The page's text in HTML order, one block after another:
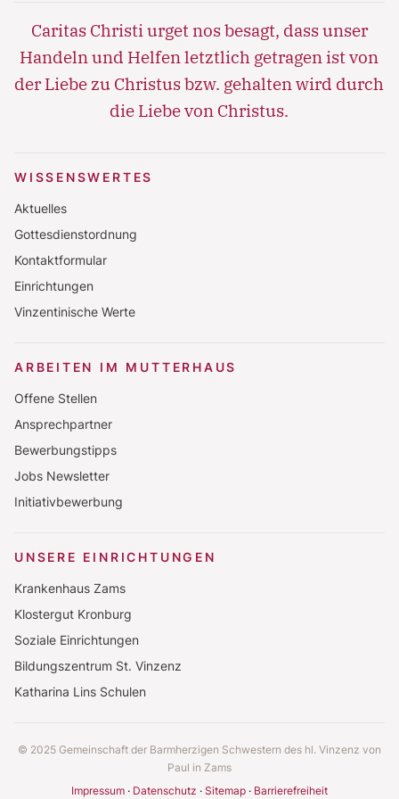
Caritas Christi urget nos besagt, dass unser
Handeln und Helfen letztlich getragen ist von
der Liebe zu Christus bzw. gehalten wird durch
die Liebe von Christus.
WISSENSWERTES
Aktuelles
Gottesdienstordnung
Kontaktformular
Einrichtungen
Vinzentinische Werte
ARBEITEN IM MUTTERHAUS
Offene Stellen
Ansprechpartner
Bewerbungstipps
Jobs Newsletter
Initiativbewerbung
UNSERE EINRICHTUNGEN
Krankenhaus Zams
Klostergut Kronburg
Soziale Einrichtungen
Bildungszentrum St. Vinzenz
Katharina Lins Schulen
© 2025 Gemeinschaft der Barmherzigen Schwestern des hl. Vinzenz von
Paul in Zams
Impressum
Datenschutz Sitemap Barrierefreiheit
Lorem ipsum dolor sit amet, consectetur
adipisicing elit, sed do eiusmod tempor incididunt
ut labore et dolore magna aliqua. Ut enim ad
minim veniam, quis nostrud exercitation ullamco
laboris nisi ut aliquip ex ea commodo consequat.